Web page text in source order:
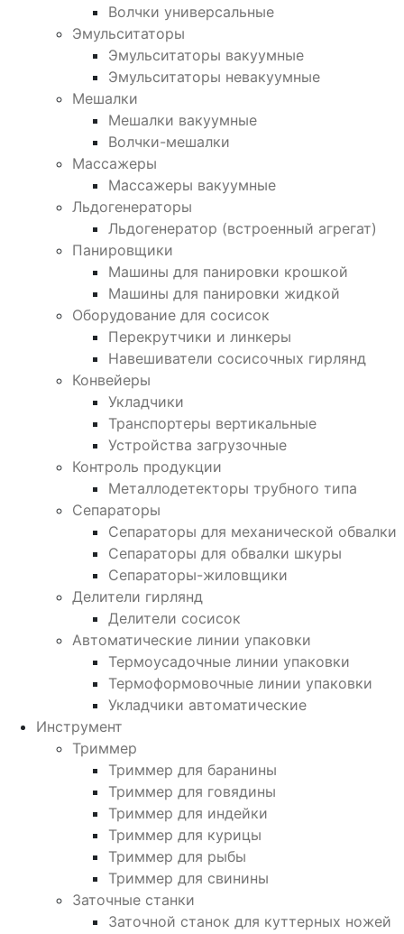
Волчки универсальные
Эмульситаторы
Эмульситаторы вакуумные
Эмульситаторы невакуумные
Мешалки
Мешалки вакуумные
Волчки-мешалки
Массажеры
Массажеры вакуумные
Льдогенераторы
Льдогенератор (встроенный агрегат)
Панировщики
Машины для панировки крошкой
Машины для панировки жидкой
Оборудование для сосисок
Перекрутчики и линкеры
Навешиватели сосисочных гирлянд
Конвейеры
Укладчики
Транспортеры вертикальные
Устройства загрузочные
Контроль продукции
Металлодетекторы трубного типа
Сепараторы
Сепараторы для механической обвалки
Сепараторы для обвалки шкуры
Сепараторы-жиловщики
Делители гирлянд
Делители сосисок
Автоматические линии упаковки
Термоусадочные линии упаковки
Термоформовочные линии упаковки
Укладчики автоматические
Инструмент
Триммер
Триммер для баранины
Триммер для говядины
Триммер для индейки
Триммер для курицы
Триммер для рыбы
Триммер для свинины
Заточные станки
Заточной станок для куттерных ножей